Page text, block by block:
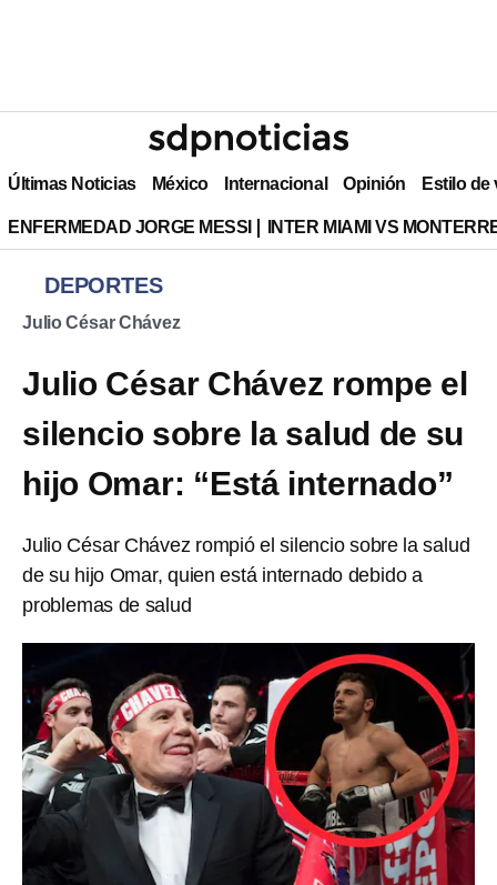
Últimas Noticias México Internacional Opinión Estilo de
ENFERMEDAD JORGE MESSI INTER MIAMI VS
DEPORTES
Julio César Chávez
Julio César Chávez rompe el
silencio sobre la salud de su
hijo Omar: “Está internado”
Julio César Chávez rompió el silencio sobre la salud
de su hijo Omar, quien está internado debido a
problemas de salud